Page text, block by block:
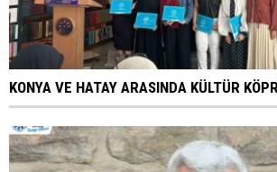
KONYA VE HATAY ARASINDA KÜLTÜR